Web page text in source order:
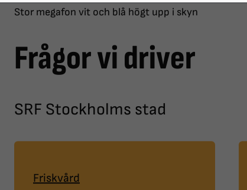
Stor megafon vit och blå högt upp i skyn
Frågor vi driver
SRF Stockholms stad
Friskvård